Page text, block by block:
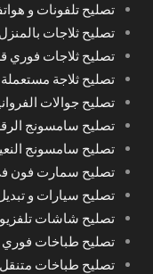
تصليح تلفونات و
تصليح ثلاجات
تصليح ثلاجات فوري
تصليح ثلاجة
تصليح جوالات
تصليح سامسونج
تصليح سامسونج
تصليح سمارت فون في
تصليح سيارات و تبديل
تصليح شاشات
تصليح طباخات فوري
تصليح طباخات متنقل